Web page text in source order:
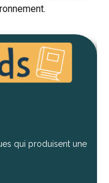
qui produisent une